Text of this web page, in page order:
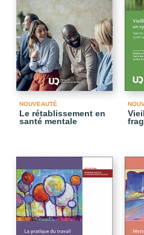
NOUVEAUTÉ
Le rétablissement en
santé mentale